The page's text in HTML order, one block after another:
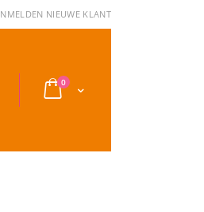
NIEUWE KLANT
Cart
0producten